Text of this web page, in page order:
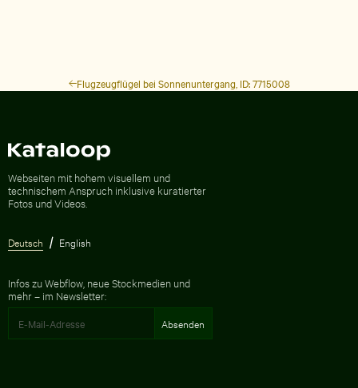
Flugzeugflügel bei Sonnenuntergang, ID: 7715008
Webseiten mit hohem visuellem und
technischem Anspruch inklusive kuratierter
Fotos und Videos.
Deutsch English
Infos zu Webflow, neue Stockmedien und
mehr – im Newsletter: